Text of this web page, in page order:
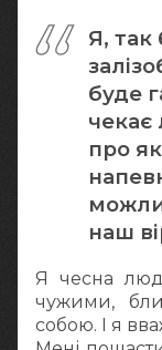
Я, так
буде
чекає
про
наш
Я чесна
чужими,
собою. І я